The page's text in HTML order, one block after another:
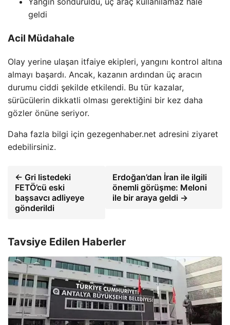
geldi
Acil Müdahale
Olay yerine ulaşan itfaiye ekipleri, yangını kontrol altına
almayı başardı. Ancak, kazanın ardından üç aracın
durumu ciddi şekilde etkilendi. Bu tür kazalar,
sürücülerin dikkatli olması gerektiğini bir kez daha
gözler önüne seriyor.
Daha fazla bilgi için gezegenhaber.net adresini ziyaret
edebilirsiniz.
← Gri listedeki
FETÖ’cü eski
başsavcı adliyeye
gönderildi
Erdoğan’dan İran ile ilgili
önemli görüşme: Meloni
ile bir araya geldi →
Tavsiye Edilen Haberler